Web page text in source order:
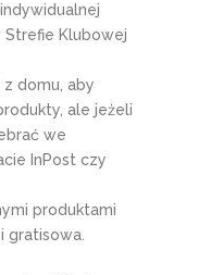
Klubowej
domu, aby
ale jeżeli
we
InPost czy
produktami
gratisowa.